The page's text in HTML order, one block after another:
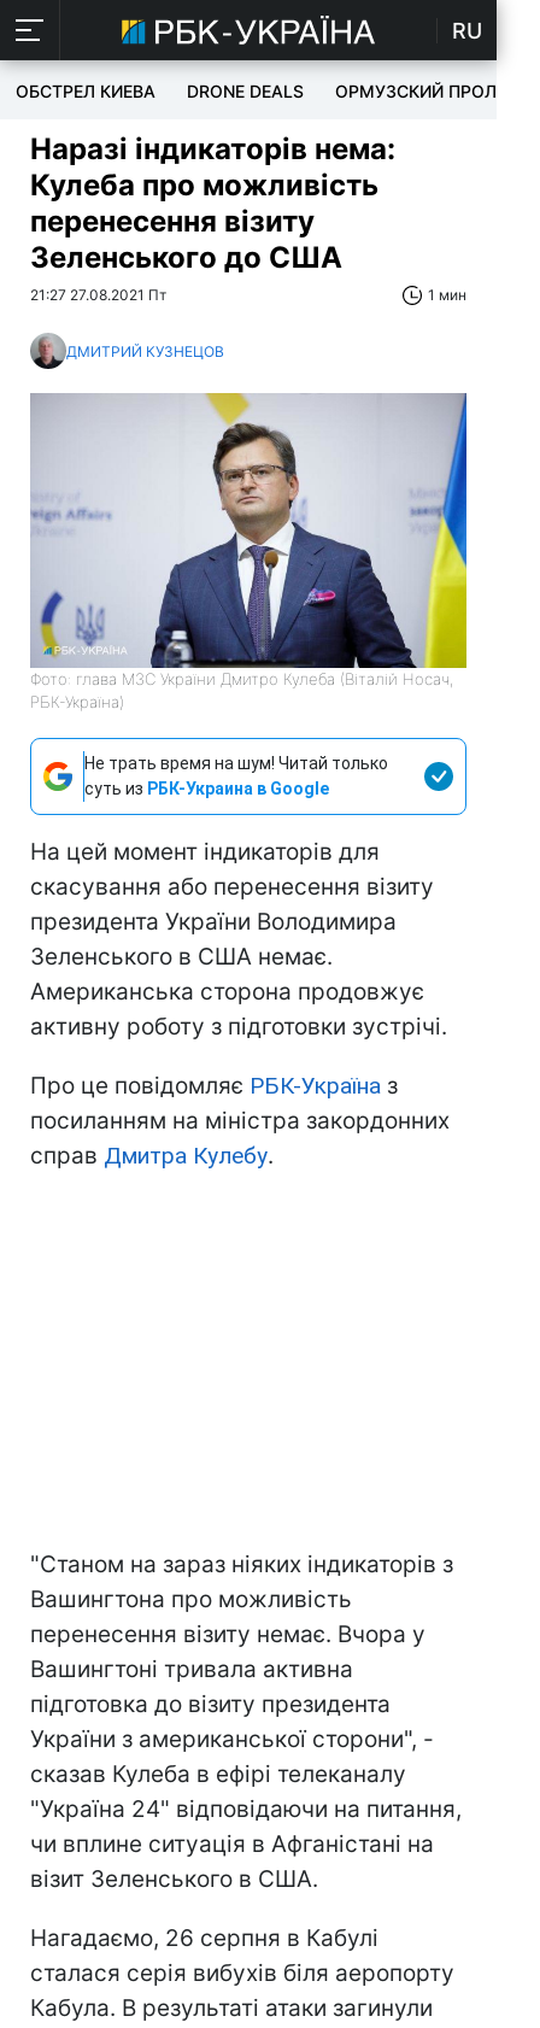
RU
ОБСТРЕЛ КИЕВА DRONE DEALS ОРМУЗСКИЙ ПРОЛИВ
Наразі індикаторів нема:
Кулеба про можливість
перенесення візиту
Зеленського до США
21:27 27.08.2021 Пт 1 мин
ДМИТРИЙ КУЗНЕЦОВ
Фото: глава МЗС України Дмитро Кулеба (Віталій Носач,
РБК-Україна)
Не трать время на шум! Читай только
суть из РБК-Украина в Google
На цей момент індикаторів для
скасування або перенесення візиту
президента України Володимира
Зеленського в США немає.
Американська сторона продовжує
активну роботу з підготовки зустрічі.
Про це повідомляє РБК-Україна з
посиланням на міністра закордонних
справ Дмитра Кулебу.
"Станом на зараз ніяких індикаторів з
Вашингтона про можливість
перенесення візиту немає. Вчора у
Вашингтоні тривала активна
підготовка до візиту президента
України з американської сторони", -
сказав Кулеба в ефірі телеканалу
"Україна 24" відповідаючи на питання,
чи вплине ситуація в Афганістані на
візит Зеленського в США.
Нагадаємо, 26 серпня в Кабулі
сталася серія вибухів біля аеропорту
Кабула. В результаті атаки загинули